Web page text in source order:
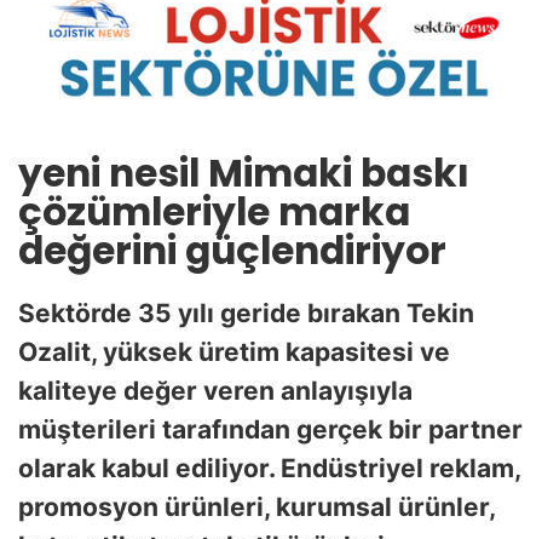
yeni nesil Mimaki baskı
çözümleriyle marka
değerini güçlendiriyor
Sektörde 35 yılı geride bırakan Tekin
Ozalit, yüksek üretim kapasitesi ve
kaliteye değer veren anlayışıyla
müşterileri tarafından gerçek bir partner
olarak kabul ediliyor. Endüstriyel reklam,
promosyon ürünleri, kurumsal ürünler,